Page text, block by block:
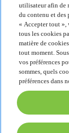
Développement
Empreinte
Project
Earthion
Politique de
Politique en
Mentions légales
Informations
Politique en
Paramètres des
France - Français
utilisateur afin de
du contenu et
« Accepter tout »,
tous les cookies
matière de
tout moment.
vos préférences
sommes, quels
préférences dans